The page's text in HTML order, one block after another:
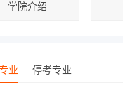
学院介绍
业 停考专业